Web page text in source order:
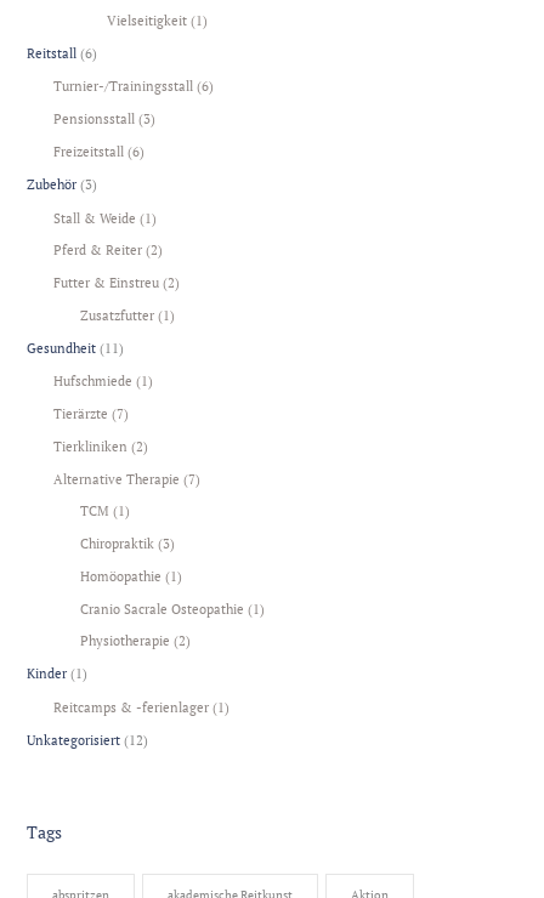
Vielseitigkeit(1)
Reitstall (6)
Turnier-/Trainingsstall (6)
Pensionsstall (3)
Freizeitstall (6)
Zubehör (3)
Stall & Weide (1)
Pferd & Reiter (2)
Futter & Einstreu (2)
Zusatzfutter (1)
Gesundheit (11)
Hufschmiede (1)
Tierärzte (7)
Tierkliniken (2)
Alternative Therapie (7)
TCM (1)
Chiropraktik (3)
Homöopathie (1)
Cranio Sacrale Osteopathie (1)
Physiotherapie (2)
Kinder (1)
Reitcamps & -ferienlager (1)
Unkategorisiert (12)
Tags
abspritzen akademische Reitkunst Aktion